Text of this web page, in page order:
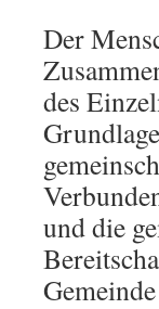
Der
des
und die